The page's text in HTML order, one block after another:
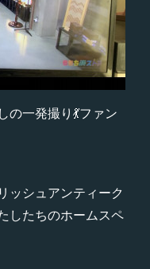
一発撮り💃ファン
ッシュアンティーク
したちのホームスペ